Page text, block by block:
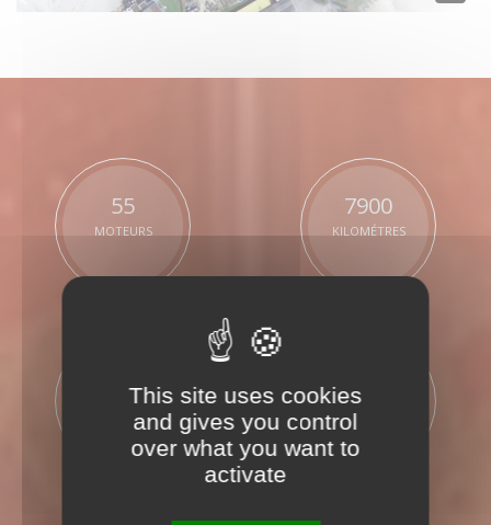
55
MOTEURS
7900
KILOMÉTRES
500
PALETTES JOURS
This site uses cookies
and gives you control
over what you want to
activate